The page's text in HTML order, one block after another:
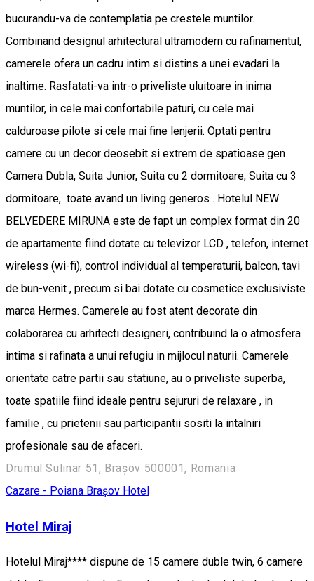
bucurandu-va de contemplatia pe crestele muntilor.
Combinand designul arhitectural ultramodern cu rafinamentul,
camerele ofera un cadru intim si distins a unei evadari la
inaltime. Rasfatati-va intr-o priveliste uluitoare in inima
muntilor, in cele mai confortabile paturi, cu cele mai
calduroase pilote si cele mai fine lenjerii. Optati pentru
camere cu un decor deosebit si extrem de spatioase gen
Camera Dubla, Suita Junior, Suita cu 2 dormitoare, Suita cu 3
dormitoare, toate avand un living generos . Hotelul NEW
BELVEDERE MIRUNA este de fapt un complex format din 20
de apartamente fiind dotate cu televizor LCD , telefon, internet
wireless (wi-fi), control individual al temperaturii, balcon, tavi
de bun-venit , precum si bai dotate cu cosmetice exclusiviste
marca Hermes. Camerele au fost atent decorate din
colaborarea cu arhitecti designeri, contribuind la o atmosfera
intima si rafinata a unui refugiu in mijlocul naturii. Camerele
orientate catre partii sau statiune, au o priveliste superba,
toate spatiile fiind ideale pentru sejururi de relaxare , in
familie , cu prietenii sau participantii sositi la intalniri
profesionale sau de afaceri.
Drumul Sulinar 51, Brașov 500001, Romania
Cazare - Poiana Brașov Hotel
Hotel Miraj
Hotelul Miraj**** dispune de 15 camere duble twin, 6 camere